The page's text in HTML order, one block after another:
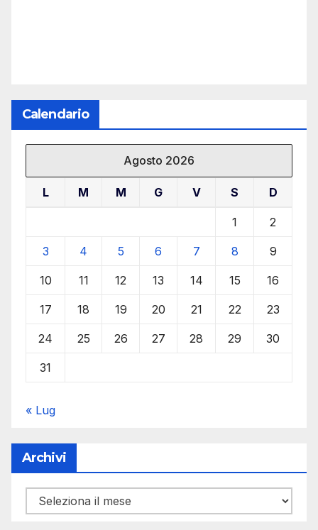
Calendario
Agosto 2026
L M M G V S D
1 2
3 4 5 6 7 8 9
10 11 12 13 14 15 16
17 18 19 20 21 22 23
24 25 26 27 28 29 30
31
« Lug
Archivi
Archivi